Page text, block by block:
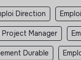
Direction
Project Manager
Durable